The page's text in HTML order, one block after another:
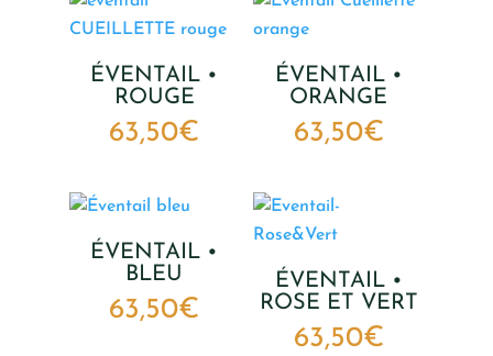
choisies
sur
page
ÉVENTAIL •
ROUGE
63,50€
ÉVENTAIL •
ORANGE
63,50€
ÉVENTAIL •
BLEU
63,50€
ÉVENTAIL •
ROSE ET VERT
63,50€